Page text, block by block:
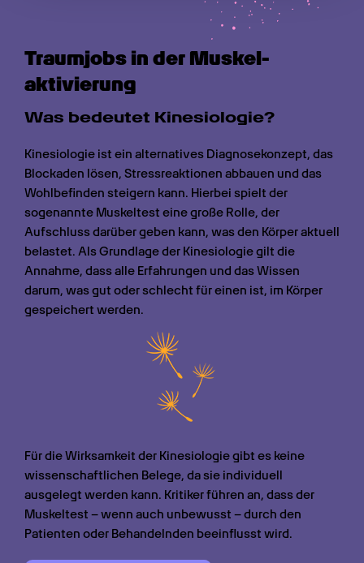
Traumjobs in der Muskel­
aktivierung
Was bedeutet Kinesiologie?
Kinesiologie ist ein alternatives Diagnosekonzept, das
Blockaden lösen, Stressreaktionen abbauen und das
Wohlbefinden steigern kann. Hierbei spielt der
sogenannte Muskeltest eine große Rolle, der
Aufschluss darüber geben kann, was den Körper aktuell
belastet. Als Grundlage der Kinesiologie gilt die
Annahme, dass alle Erfahrungen und das Wissen
darum, was gut oder schlecht für einen ist, im Körper
gespeichert werden.
Für die Wirksamkeit der Kinesiologie gibt es keine
wissenschaftlichen Belege, da sie individuell
ausgelegt werden kann. Kritiker führen an, dass der
Muskeltest – wenn auch unbewusst – durch den
Patienten oder Behandelnden beeinflusst wird.